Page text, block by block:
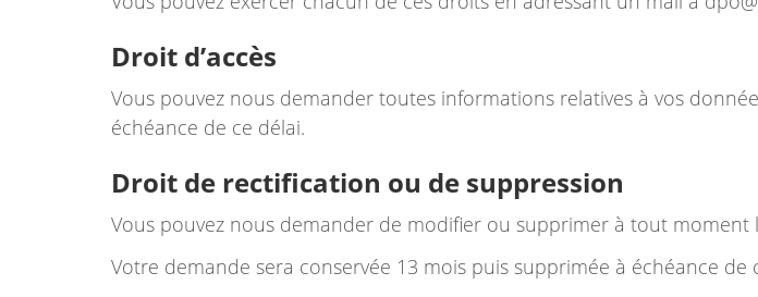
Droit d’accès
Vous pouvez nous demander toutes informations relatives à vos
échéance de ce délai.
Droit de rectification ou de suppression
Vous pouvez nous demander de modifier ou supprimer à tout moment
Votre demande sera conservée 13 mois puis supprimée à échéance de